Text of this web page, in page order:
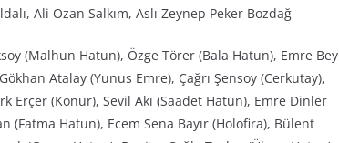
Ali Ozan Salkım, Aslı Zeynep Peker Bozdağ
(Malhun Hatun), Özge Törer (Bala Hatun), Emre Bey
Atalay (Yunus Emre), Çağrı Şensoy (Cerkutay),
Erçer (Konur), Sevil Akı (Saadet Hatun), Emre Dinler
(Fatma Hatun), Ecem Sena Bayır (Holofira), Bülent